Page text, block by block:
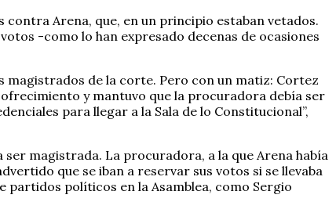
contra Arena, que, en un principio estaban vetados.
-como lo han expresado decenas de ocasiones
magistrados de la corte. Pero con un matiz: Cortez
y mantuvo que la procuradora debía ser
para llegar a la Sala de lo Constitucional”,
magistrada. La procuradora, a la que Arena había
que se iban a reservar sus votos si se llevaba
políticos en la Asamblea, como Sergio